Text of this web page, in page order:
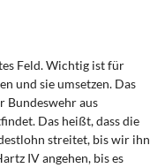
Feld. Wichtig ist für
und sie umsetzen. Das
Bundeswehr aus
Das heißt, dass die
streitet, bis wir ihn
IV angehen, bis es